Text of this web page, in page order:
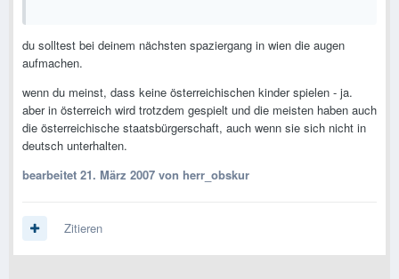
du solltest bei deinem nächsten spaziergang in wien die augen
aufmachen.
wenn du meinst, dass keine österreichischen kinder spielen - ja.
aber in österreich wird trotzdem gespielt und die meisten haben auch
die österreichische staatsbürgerschaft, auch wenn sie sich nicht in
deutsch unterhalten.
bearbeitet 21. März 2007 von herr_obskur
Zitieren